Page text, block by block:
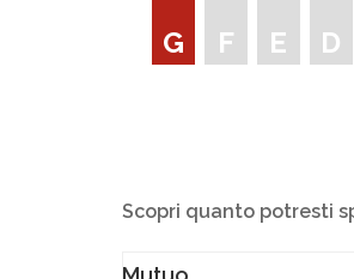
G F E D
Scopri quanto potresti